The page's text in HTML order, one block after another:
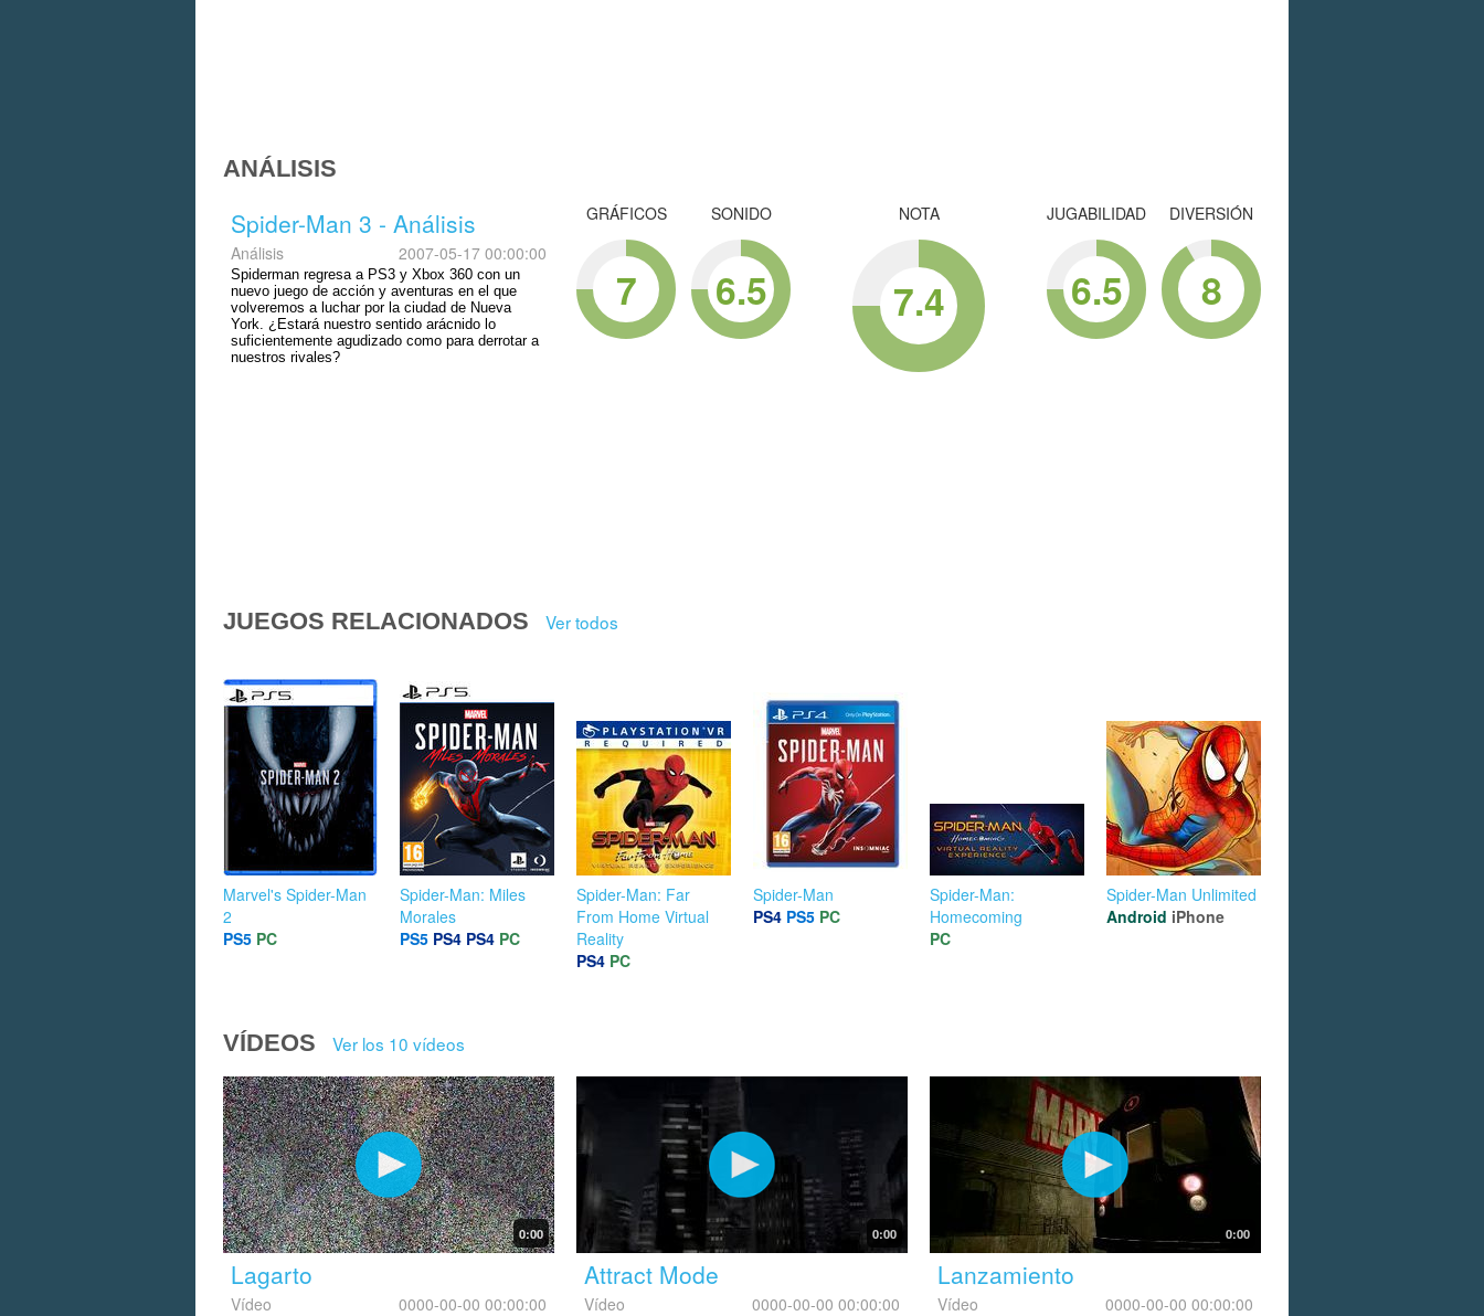
ANÁLISIS
Spider-Man 3 - Análisis
Análisis 2007-05-17 00:00:00
Spiderman regresa a PS3 y Xbox 360 con un
nuevo juego de acción y aventuras en el que
volveremos a luchar por la ciudad de Nueva
York. ¿Estará nuestro sentido arácnido lo
suficientemente agudizado como para derrotar a
nuestros rivales?
GRÁFICOS
7
SONIDO
6.5
NOTA
7.4
DIVERSIÓN
8
JUGABILIDAD
6.5
JUEGOS RELACIONADOS Ver todos
Marvel's Spider-Man
2
PS5 PC
Spider-Man: Miles
Morales
PS5 PS4 PS4 PC
Spider-Man: Far
From Home Virtual
Reality
PS4 PC
Spider-Man
PS4 PS5 PC
Spider-Man:
Homecoming
PC
Spider-Man Unlimited
Android iPhone
VÍDEOS Ver los 10 vídeos
0:00
Lagarto
Vídeo 0000-00-00 00:00:00
0:00
Attract Mode
Vídeo 0000-00-00 00:00:00
0:00
Lanzamiento
Vídeo 0000-00-00 00:00:00